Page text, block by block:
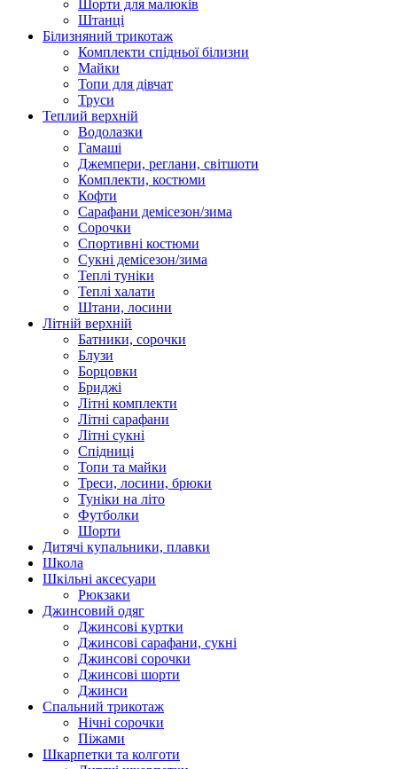
Шорти для малюків
Штанці
Білизняний трикотаж
Комплекти спідньої білизни
Майки
Топи для дівчат
Труси
Теплий верхній
Водолазки
Гамаші
Джемпери, реглани, світшоти
Комплекти, костюми
Кофти
Сарафани демісезон/зима
Сорочки
Спортивні костюми
Сукні демісезон/зима
Теплі туніки
Теплі халати
Штани, лосини
Літній верхній
Батники, сорочки
Блузи
Борцовки
Бриджі
Літні комплекти
Літні сарафани
Літні сукні
Спідниці
Топи та майки
Треси, лосини, брюки
Туніки на літо
Футболки
Шорти
Дитячі купальники, плавки
Школа
Шкільні аксесуари
Рюкзаки
Джинсовий одяг
Джинсові куртки
Джинсові сарафани, сукні
Джинсові сорочки
Джинсові шорти
Джинси
Спальний трикотаж
Нічні сорочки
Піжами
Шкарпетки та колготи